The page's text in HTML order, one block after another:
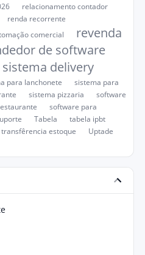
relacionamento contador
renda recorrente
comercial
revenda
de software
sistema delivery
para lanchonete
sistema para
sistema pizzaria
software
software para
Tabela
tabela ipbt
transfêrencia estoque
Uptade